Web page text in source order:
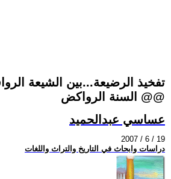
السنة الرواكض @@
عساسي عبدالحميد
2007 / 6 / 19
دراسات وابحاث في التاريخ والتراث واللغات